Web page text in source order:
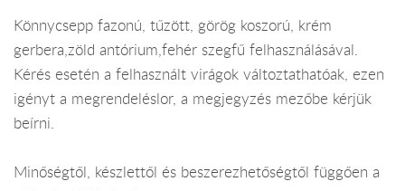
Könnycsepp fazonú, tűzött, görög koszorú, krém
gerbera,zöld antórium,fehér szegfű felhasználásával.
Kérés esetén a felhasznált virágok változtathatóak, ezen
igényt a megrendeléslor, a megjegyzés mezőbe kérjük
beírni.
Minőségtől, készlettől és beszerezhetőségtől függően a